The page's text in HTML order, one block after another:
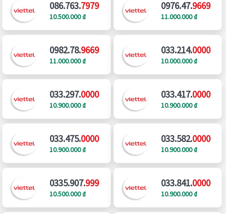
086.763.7979
10.500.000 ₫
0976.47.9669
11.000.000 ₫
0982.78.9669
11.000.000 ₫
033.214.0000
10.000.000 ₫
033.297.0000
10.900.000 ₫
033.417.0000
10.900.000 ₫
033.475.0000
10.900.000 ₫
033.582.0000
10.900.000 ₫
0335.907.999
10.500.000 ₫
033.841.0000
10.900.000 ₫